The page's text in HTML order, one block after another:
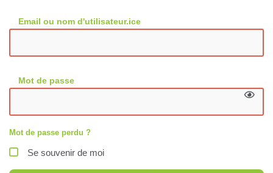
Email ou nom d'utilisateur.ice
Mot de passe
Mot de passe perdu ?
Se souvenir de moi